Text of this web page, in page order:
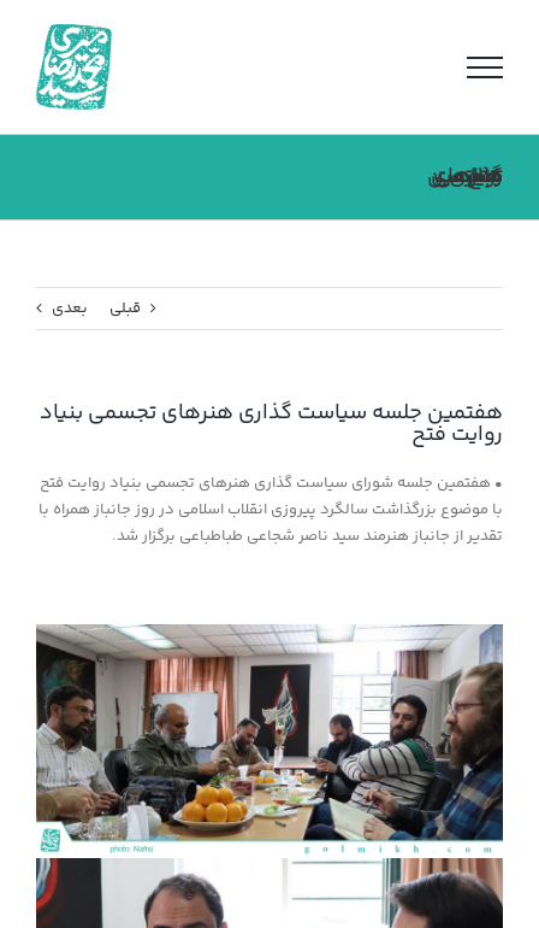
هفتمین جلسه سیاست گذاری هنرهای تجسمی بنیاد روایت فتح
قبلی بعدی
هفتمین جلسه سیاست گذاری هنرهای تجسمی بنیاد
روایت فتح
• هفتمین جلسه شورای سیاست گذاری هنرهای تجسمی بنیاد روایت فتح
با موضوع بزرگذاشت سالگرد پیروزی انقلاب اسلامی در روز جانباز همراه با
تقدیر از جانباز هنرمند سید ناصر شجاعی طباطباعی برگزار شد.